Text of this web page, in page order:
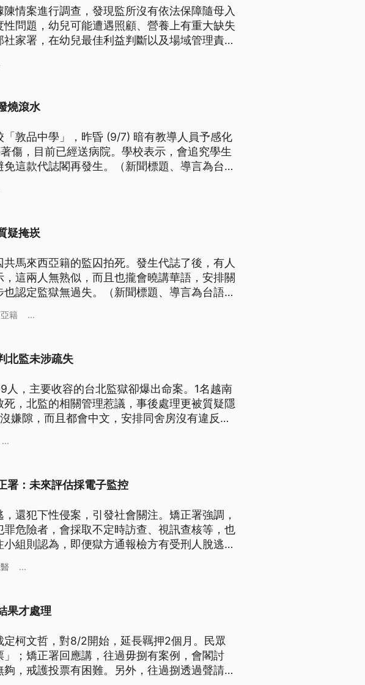
情案進行調查，發現監所沒有依法保障隨母入
問題，幼兒可能遭遇照顧、營養上有重大缺失
家署，在幼兒最佳利益判斷以及場域管理責任
燒滾水
敦品中學」，昨昏 (9/7) 暗有教導人員予感化
傷，目前已經送病院。學校表示，會追究學生
這款代誌閣再發生。（新聞標題、導言為台語
疑掩崁
馬來西亞籍的監囚拍死。發生代誌了後，有人
這兩人無熟似，而且也攏會曉講華語，安排關
認定監獄無過失。（新聞標題、導言為台語
籍 ...
北監未涉疏失
人，主要收容的台北監獄卻爆出命案。1名越南
，北監的相關管理惹議，事後處理更被質疑隱
嫌隙，而且都會中文，安排同舍房沒有違反規
...
署：未來評估採電子監控
還犯下性侵案，引發社會關注。矯正署強調，
危險者，會採取不定時訪查、視訊查核等，也
組則認為，即便獄方通報檢方有受刑人脫逃，
...
果才處理
柯文哲，對8/2開始，延長羈押2個月。民眾
；矯正署回應講，往過毋捌有案例，會閣討
，戒護投票有困難。另外，往過捌透過聲請暫